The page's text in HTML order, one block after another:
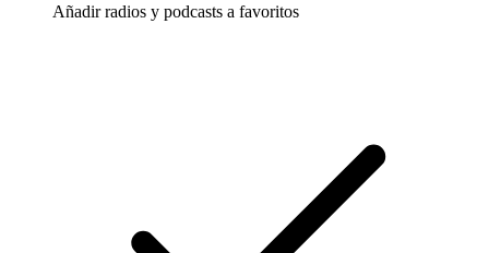
Añadir radios y podcasts a favoritos